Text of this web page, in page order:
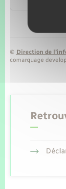
© Direction de
comarquage